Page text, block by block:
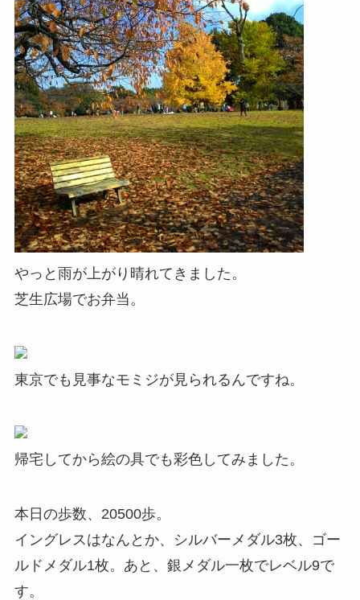
やっと雨が上がり晴れてきました。
芝生広場でお弁当。
東京でも見事なモミジが見られるんですね。
帰宅してから絵の具でも彩色してみました。
本日の歩数、20500歩。
イングレスはなんとか、シルバーメダル3枚、ゴー
ルドメダル1枚。あと、銀メダル一枚でレベル9で
す。